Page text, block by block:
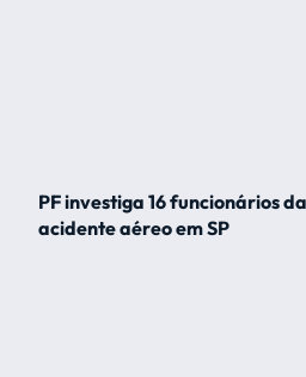
PF investiga 16 funcionários
acidente aéreo em SP